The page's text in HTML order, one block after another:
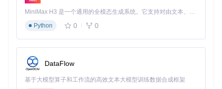
服务状态验证
安装完成后，通过以下命令启动并验证服务状态：
成功启动后，系统会显示内网访问地址（格式为http://内网IP:
MiniMax H3 是一个通用的全模态生成系统。它支持对由文本、图像、视频和音频组成的多模态上下文进行统一理解，并能生成分辨率高达 2K、时长可达 15 秒的带原生立体声音频的视频。得益于面向任务泛化的系统设计，H3 在预训练阶段就已具备广泛的多模态上下文理解与生成能力，能够出色地执行复杂的多模态指令。
Python
0 0
DataFlow
基于大模型算子和工作流的高效文本大模型训练数据合成框架